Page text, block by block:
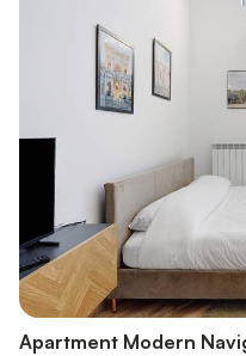
Apartment Modern